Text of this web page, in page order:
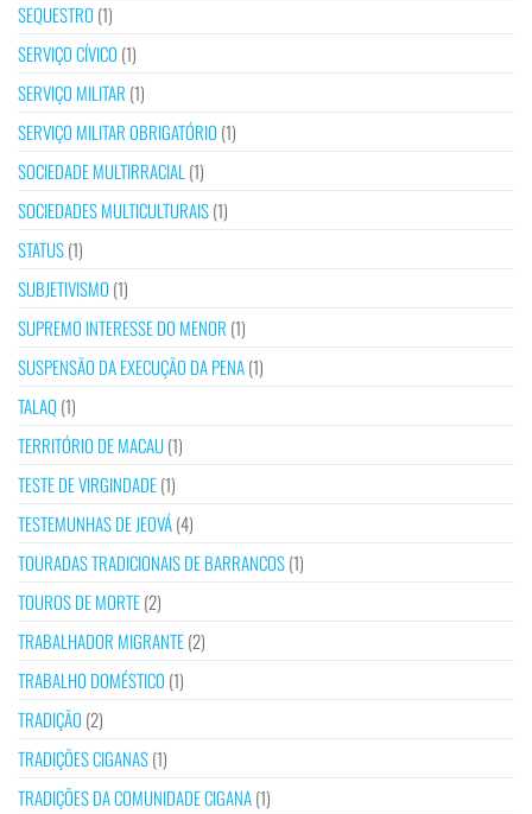
SEQUESTRO (1)
SERVIÇO CÍVICO (1)
SERVIÇO MILITAR (1)
SERVIÇO MILITAR OBRIGATÓRIO (1)
SOCIEDADE MULTIRRACIAL (1)
SOCIEDADES MULTICULTURAIS(1)
STATUS(1)
SUBJETIVISMO (1)
SUPREMO INTERESSE DO MENOR (1)
SUSPENSÃO DA EXECUÇÃO DA PENA(1)
TALAQ(1)
TERRITÓRIO DE MACAU(1)
TESTE DE VIRGINDADE(1)
TESTEMUNHAS DE JEOVÁ(4)
TOURADAS TRADICIONAIS DE BARRANCOS(1)
TOUROS DE MORTE(2)
TRABALHADOR MIGRANTE(2)
TRABALHO DOMÉSTICO (1)
TRADIÇÃO (2)
TRADIÇÕES CIGANAS(1)
TRADIÇÕES DA COMUNIDADE CIGANA(1)